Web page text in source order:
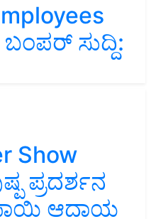
ಸುದ್ದಿ:
Show
ಪ್ರದರ್ಶನ
ಆದಾಯ